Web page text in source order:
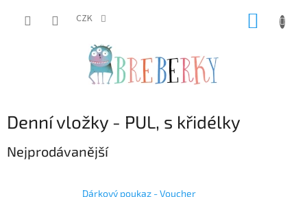
CZK
Denní vložky - PUL, s křidélky
Nejprodávanější
Dárkový poukaz - Voucher